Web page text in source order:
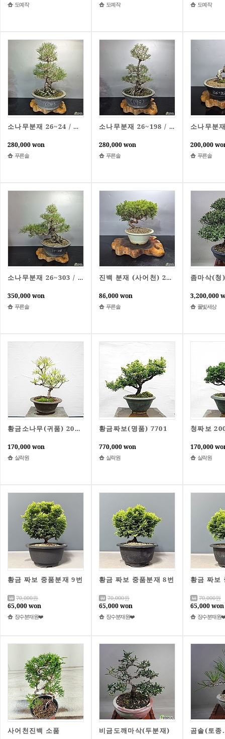
도예작 도예작 도예작
소나무분재 26~24 / 동일품배송
280,000 won
푸른솔
소나무분재 26~198 / 동일품배송
280,000 won
푸른솔
소나무분
200,000
푸른솔
소나무분재 26~303 / 동일품배송
350,000 won
푸른솔
진백 분재 (사어천) 26~1 / 동일품배송
86,000 won
푸른솔
좀마삭(청
3,200,000
풀빛세상
황금소나무(귀품) 2001
170,000 won
실락원
황금짜보(명품) 7701
770,000 won
실락원
청짜보
170,000
실락원
황금 짜보 중품분재 9번
70,000원
65,000 won
장수분재원❤️
황금 짜보 중품분재 8번
70,000원
65,000 won
장수분재원❤️
황금 짜보
70,000원
65,000 won
장수분재원
사어천진백 소품 비금도깨마삭(두분재) 곰솔(토종